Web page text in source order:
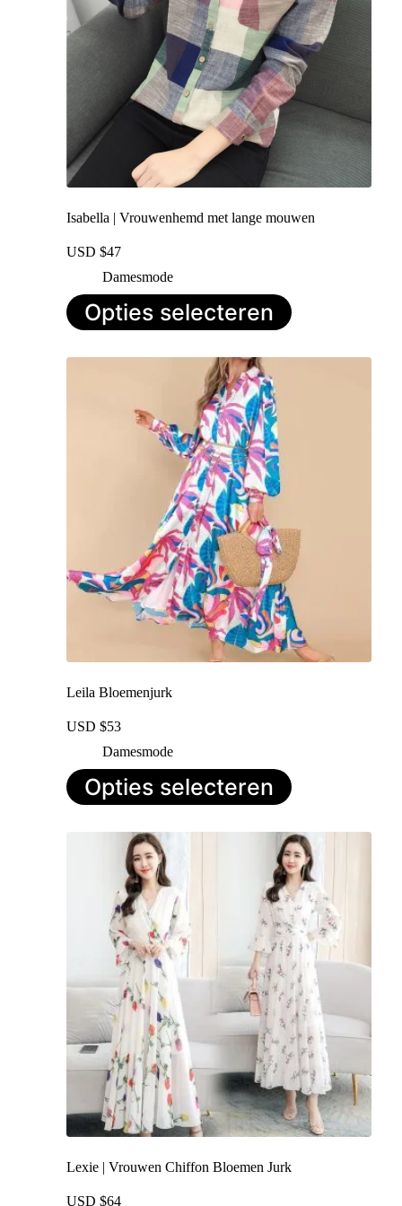
Isabella | Vrouwenhemd met lange mouwen
USD $47
Damesmode
Opties selecteren
Dit
product
heeft
Leila Bloemenjurk
USD $53
Damesmode
Opties selecteren
Dit
product
heeft
productpagina
Lexie | Vrouwen Chiffon Bloemen Jurk
USD $64